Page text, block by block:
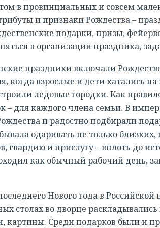
в провинциальных и совсем
и признаки Рождества –
подарки, призы,
в организации праздника,
праздники включали
когда взрослые и дети катались
ледовые городки. Как
– для каждого члена семьи. В
и радостно подбирали
одаривать не только
гвардию и прислугу – вплоть до
как обычный рабочий день,
Нового года в Российской
столах во дворце
картины. Среди подарков были и